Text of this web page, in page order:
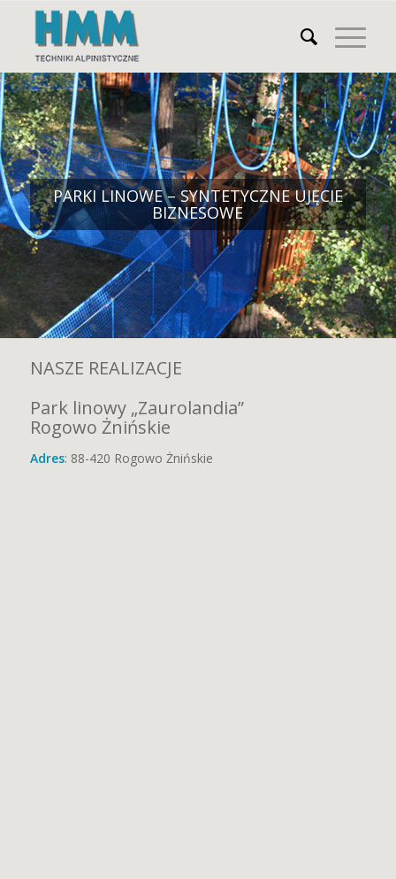
PARKI LINOWE – SYNTETYCZNE UJĘCIE
BIZNESOWE
NASZE REALIZACJE
Park linowy „Zaurolandia”
Rogowo Żnińskie
Adres: 88-420 Rogowo Żnińskie